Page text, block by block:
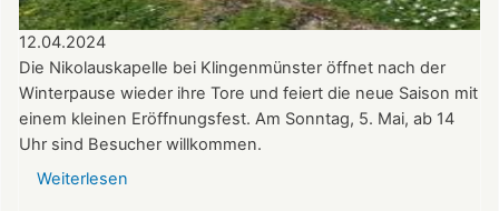
12.04.2024
Die Nikolauskapelle bei Klingenmünster öffnet nach der
Winterpause wieder ihre Tore und feiert die neue Saison mit
einem kleinen Eröffnungsfest. Am Sonntag, 5. Mai, ab 14
Uhr sind Besucher willkommen.
Weiterlesen